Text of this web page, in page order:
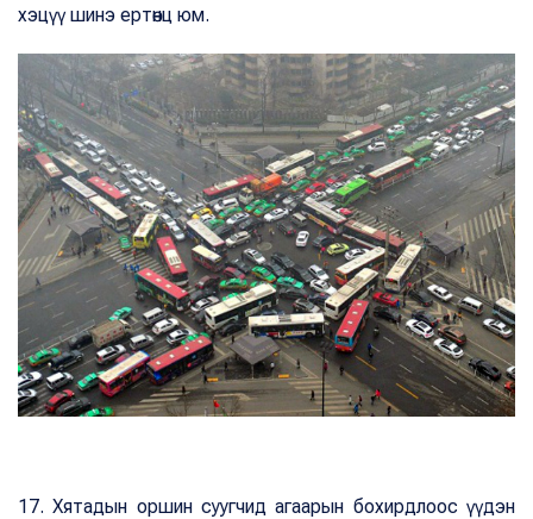
хэцүү шинэ ертөнц юм.
17. Хятадын оршин суугчид агаарын бохирдлоос үүдэн